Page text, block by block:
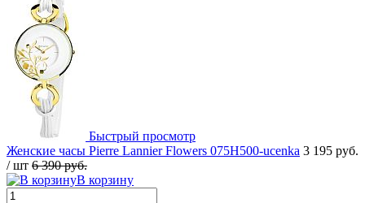
Быстрый просмотр
Женские часы Pierre Lannier Flowers 075H500-ucenka 3 195 руб.
/ шт 6 390 руб.
В корзину